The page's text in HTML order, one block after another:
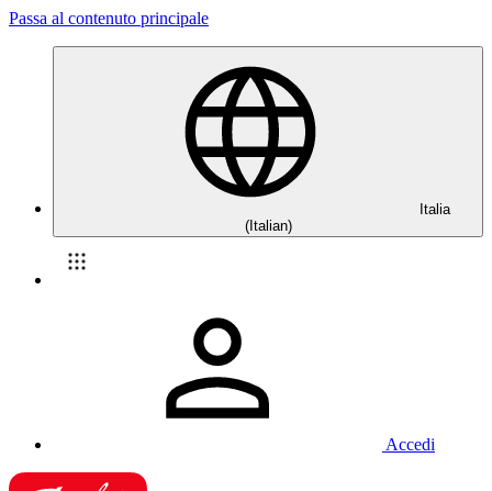
Passa al contenuto principale
Italia
(Italian)
Accedi